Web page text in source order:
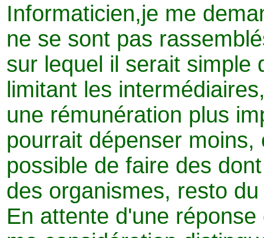
Informaticien,je me
ne se sont pas
sur lequel il serait simple
limitant les
une rémunération plus
pourrait dépenser
possible de faire des
des organismes, resto
En attente d'une